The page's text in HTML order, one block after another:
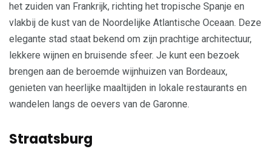
het zuiden van Frankrijk, richting het tropische Spanje en
vlakbij de kust van de Noordelijke Atlantische Oceaan. Deze
elegante stad staat bekend om zijn prachtige architectuur,
lekkere wijnen en bruisende sfeer. Je kunt een bezoek
brengen aan de beroemde wijnhuizen van Bordeaux,
genieten van heerlijke maaltijden in lokale restaurants en
wandelen langs de oevers van de Garonne.
Straatsburg